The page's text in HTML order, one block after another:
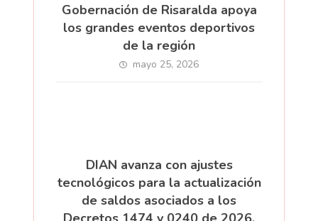
Gobernación de Risaralda apoya
los grandes eventos deportivos
de la región
mayo 25, 2026
DIAN avanza con ajustes
tecnológicos para la actualización
de saldos asociados a los